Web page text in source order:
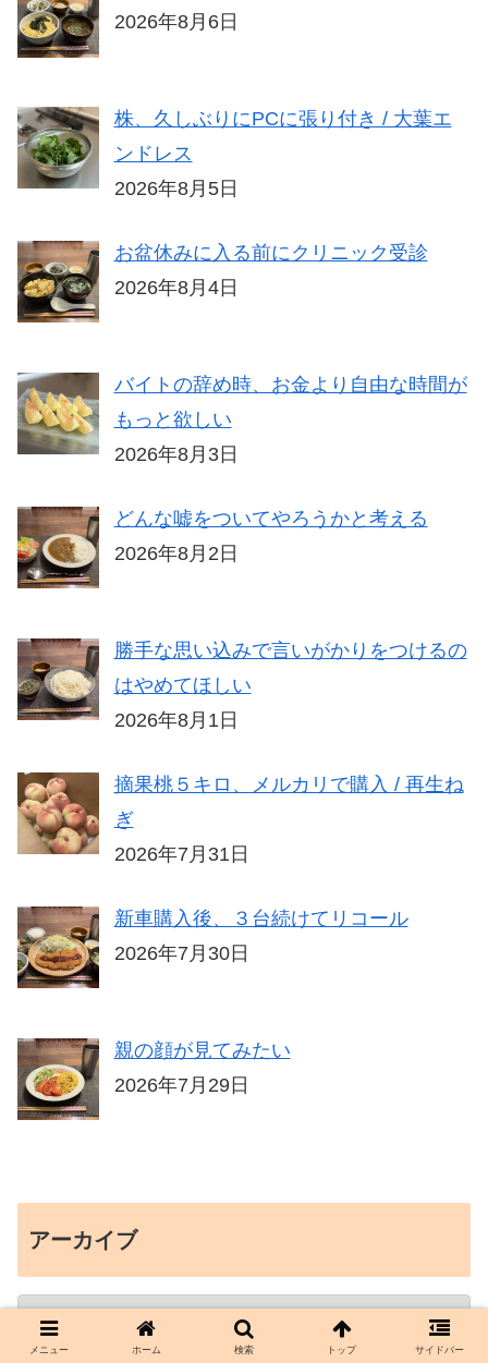
2026年8月6日
株、久しぶりにPCに張り付き / 大葉エ
ンドレス
2026年8月5日
お盆休みに入る前にクリニック受診
2026年8月4日
バイトの辞め時、お金より自由な時間が
もっと欲しい
2026年8月3日
どんな嘘をついてやろうかと考える
2026年8月2日
勝手な思い込みで言いがかりをつけるの
はやめてほしい
2026年8月1日
摘果桃５キロ、メルカリで購入 / 再生ね
ぎ
2026年7月31日
新車購入後、３台続けてリコール
2026年7月30日
親の顔が見てみたい
2026年7月29日
アーカイブ
メニュー ホーム 検索 トップ サイドバー